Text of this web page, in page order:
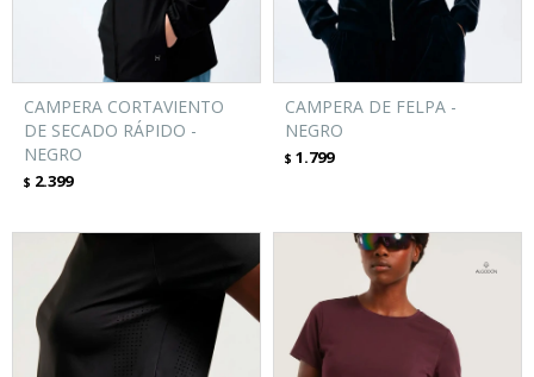
CAMPERA CORTAVIENTO
DE SECADO RÁPIDO -
NEGRO
$ 2.399
CAMPERA DE FELPA -
NEGRO
$ 1.799